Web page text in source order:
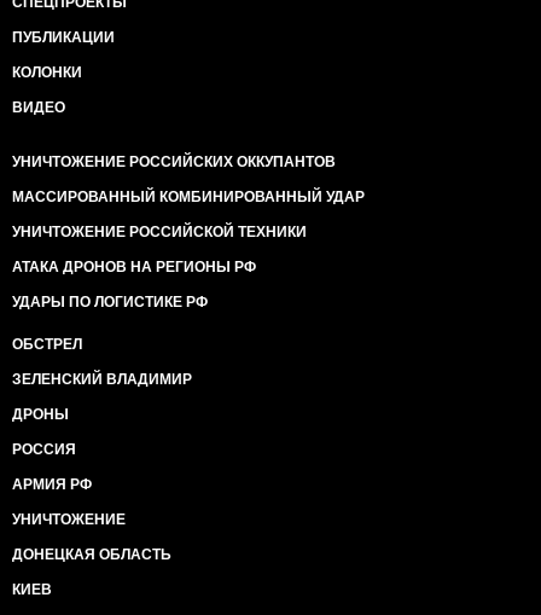
ПУБЛИКАЦИИ
КОЛОНКИ
ВИДЕО
УНИЧТОЖЕНИЕ РОССИЙСКИХ ОККУПАНТОВ
МАССИРОВАННЫЙ КОМБИНИРОВАННЫЙ УДАР
УНИЧТОЖЕНИЕ РОССИЙСКОЙ ТЕХНИКИ
АТАКА ДРОНОВ НА РЕГИОНЫ РФ
УДАРЫ ПО ЛОГИСТИКЕ РФ
ОБСТРЕЛ
ЗЕЛЕНСКИЙ ВЛАДИМИР
ДРОНЫ
РОССИЯ
АРМИЯ РФ
УНИЧТОЖЕНИЕ
ДОНЕЦКАЯ ОБЛАСТЬ
КИЕВ